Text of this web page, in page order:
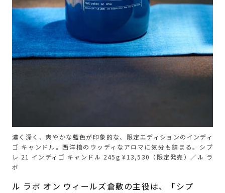
濃く深く、爽やかな藍色が印象的な、限定エディションのインディ
ゴ キャンドル。西洋檜のウッディなアロマに気分も鎮まる。シプ
レ 21 インディゴ キャンドル 245g ¥13,530（限定発売）／ル ラ
ボ
ル ラボ オン ウィールズ倉敷の主役は、「シプ